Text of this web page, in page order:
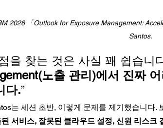
2026 「Outlook for Exposure Management:
Santos.
을 찾는 것은 사실 꽤 쉽습니
노출 관리)에서 진짜
다.”
는 세션 초반, 이렇게 문제를 제기했습니다.
서비스, 잘못된 클라우드 설정, 신원 리스크